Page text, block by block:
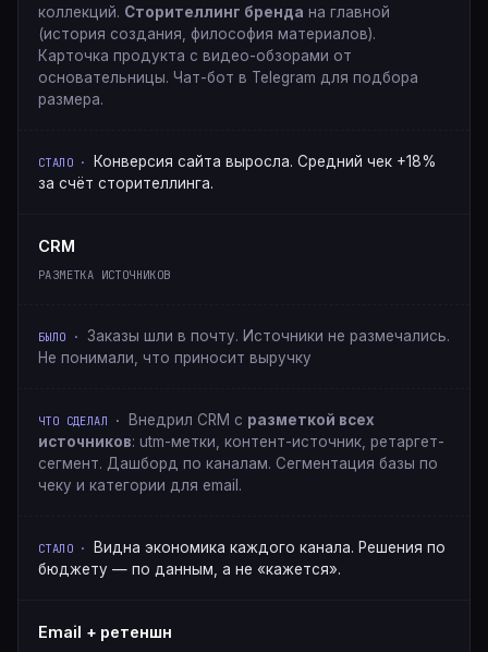
коллекций. Сторителлинг бренда на главной
(история создания, философия материалов).
Карточка продукта с видео-обзорами от
основательницы. Чат-бот в Telegram для подбора
размера.
Конверсия сайта выросла. Средний чек +18%
за счёт сторителлинга.
CRM
РАЗМЕТКА ИСТОЧНИКОВ
Заказы шли в почту. Источники не размечались.
Не понимали, что приносит выручку
Внедрил CRM с разметкой всех
источников: utm-метки, контент-источник, ретаргет-
сегмент. Дашборд по каналам. Сегментация базы по
чеку и категории для email.
Видна экономика каждого канала. Решения по
бюджету — по данным, а не «кажется».
Email + ретеншн